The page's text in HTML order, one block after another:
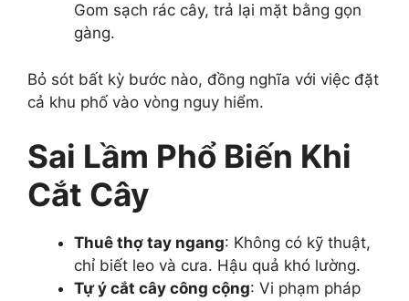
Gom sạch rác cây, trả lại mặt bằng gọn
gàng.
Bỏ sót bất kỳ bước nào, đồng nghĩa với việc đặt
cả khu phố vào vòng nguy hiểm.
Sai Lầm Phổ Biến Khi
Cắt Cây
Thuê thợ tay ngang: Không có kỹ thuật,
chỉ biết leo và cưa. Hậu quả khó lường.
Tự ý cắt cây công cộng: Vi phạm pháp